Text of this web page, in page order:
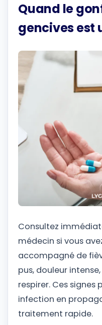
Quand le
gencives est
Consultez
médecin si vous
accompagné de
pus, douleur
respirer. Ces signes
infection en
traitement rapide.